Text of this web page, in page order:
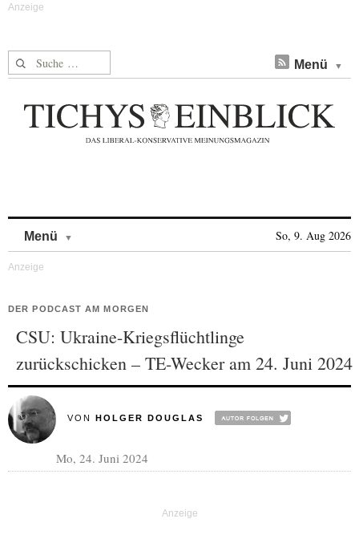
Suche nach: Menü
Menü So, 9. Aug 2026
DER PODCAST AM MORGEN
CSU: Ukraine-Kriegsflüchtlinge
zurückschicken – TE-Wecker am 24. Juni 2024
VON HOLGER DOUGLAS
Mo, 24. Juni 2024